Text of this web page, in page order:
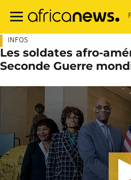
contenu
INFOS
Les soldates afro-
Seconde Guerre